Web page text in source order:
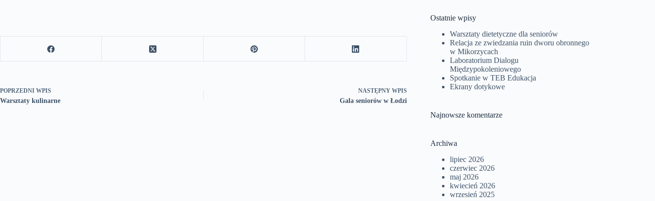
POPRZEDNI WPIS
Warsztaty kulinarne
NASTĘPNY WPIS
Gala seniorów w Łodzi
Ostatnie wpisy
Warsztaty dietetyczne dla seniorów
Relacja ze zwiedzania ruin dworu obronnego
w Mikorzycach
Laboratorium Dialogu
Międzypokoleniowego
Spotkanie w TEB Edukacja
Ekrany dotykowe
Najnowsze komentarze
Archiwa
lipiec 2026
czerwiec 2026
maj 2026
kwiecień 2026
wrzesień 2025